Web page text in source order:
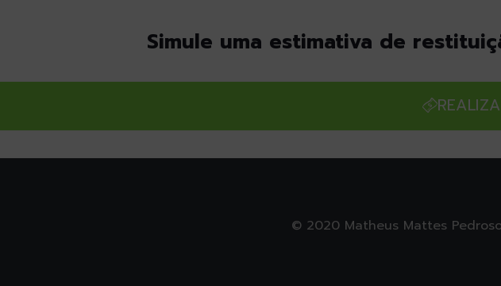
Simule uma estimativa de
© 2020 Matheus Mattes